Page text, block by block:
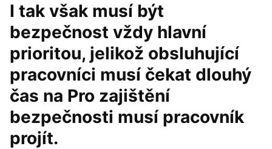
I tak však musí být
bezpečnost vždy hlavní
prioritou, jelikož obsluhující
pracovníci musí čekat dlouhý
čas na Pro zajištění
bezpečnosti musí pracovník
projít.